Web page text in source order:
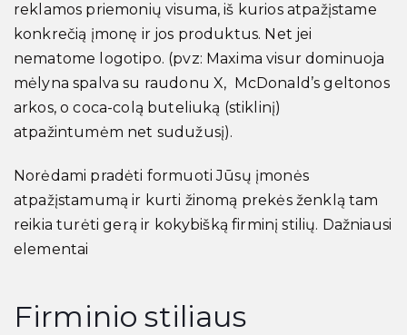
reklamos priemonių visuma, iš kurios atpažįstame
konkrečią įmonę ir jos produktus. Net jei
nematome logotipo. (pvz: Maxima visur dominuoja
mėlyna spalva su raudonu X, McDonald’s geltonos
arkos, o coca-colą buteliuką (stiklinį)
atpažintumėm net sudužusį).
Norėdami pradėti formuoti Jūsų įmonės
atpažįstamumą ir kurti žinomą prekės ženklą tam
reikia turėti gerą ir kokybišką firminį stilių. Dažniausi
elementai
Firminio stiliaus